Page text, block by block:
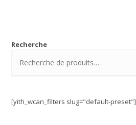
Recherche
[yith_wcan_filters slug="default-preset"]